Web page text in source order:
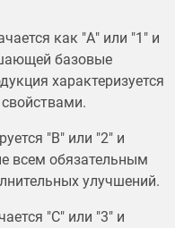
как "А" или "1" и
базовые
характеризуется
"В" или "2" и
всем обязательным
улучшений.
"С" или "3" и